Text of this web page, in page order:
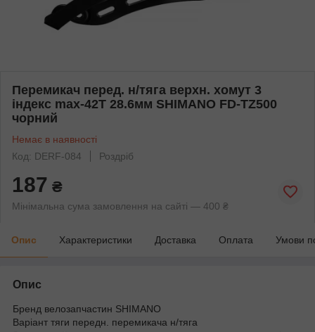
Перемикач перед. н/тяга верхн. хомут 3
індекс max-42T 28.6мм SHIMANO FD-TZ500
чорний
Немає в наявності
Код: DERF-084
Роздріб
187 ₴
Мінімальна сума замовлення на сайті — 400 ₴
Опис Характеристики Доставка Оплата Умови
Опис
Бренд велозапчастин SHIMANO
Варіант тяги передн. перемикача н/тяга